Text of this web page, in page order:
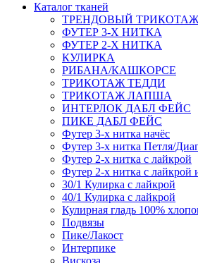
Каталог тканей
ТРЕНДОВЫЙ ТРИКОТАЖ
ФУТЕР 3-Х НИТКА
ФУТЕР 2-Х НИТКА
КУЛИРКА
РИБАНА/КАШКОРСЕ
ТРИКОТАЖ ТЕДДИ
ТРИКОТАЖ ЛАПША
ИНТЕРЛОК ДАБЛ ФЕЙС
ПИКЕ ДАБЛ ФЕЙС
Футер 3-х нитка начёс
Футер 3-х нитка Петля/
Футер 2-х нитка с лайкрой
Футер 2-х нитка с лайкрой
30/1 Кулирка с лайкрой
40/1 Кулирка с лайкрой
Кулирная гладь 100%
Подвязы
Пике/Лакост
Интерпике
Вискоза